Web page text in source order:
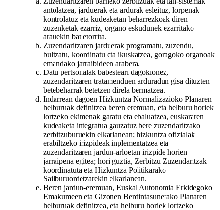
antolatzea, jarduerak eta ardurak esleituz, lorpenak
kontrolatuz eta kudeaketan beharrezkoak diren
zuzenketak ezarriz, organo eskudunek ezarritako
arauekin bat etorrita.
Zuzendaritzaren jarduerak programatu, zuzendu,
bultzatu, koordinatu eta ikuskatzea, goragoko organoak
emandako jarraibideen arabera.
Datu pertsonalak babesteari dagokionez,
zuzendaritzaren tratamenduen arduradun gisa dituzten
betebeharrak betetzen direla bermatzea.
Indarrean dagoen Hizkuntza Normalizazioko Planaren
helburuak definitzea beren eremuan, eta helburu horiek
lortzeko ekimenak garatu eta ebaluatzea, euskararen
kudeaketa integratua gauzatuz bere zuzendaritzako
zerbitzuburuekin elkarlanean; hizkuntza ofizialak
erabiltzeko irizpideak inplementatzea eta
zuzendaritzaren jardun-arloetan irizpide horien
jarraipena egitea; hori guztia, Zerbitzu Zuzendaritzak
koordinatuta eta Hizkuntza Politikarako
Sailburuordetzarekin elkarlanean.
Beren jardun-eremuan, Euskal Autonomia Erkidegoko
Emakumeen eta Gizonen Berdintasunerako Planaren
helburuak definitzea, eta helburu horiek lortzeko